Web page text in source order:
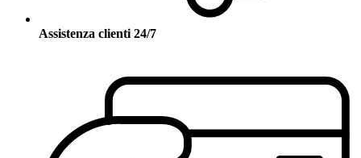
Assistenza clienti 24/7